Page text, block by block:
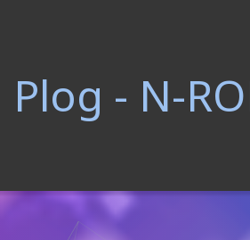
Plog - N-